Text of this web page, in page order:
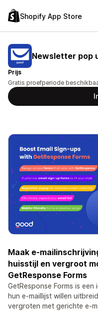
Shopify App Store
Newsletter pop
Prijs
Gratis proefperiode
Maak e-
huisstijl en vergroot
GetResponse Forms
GetResponse Forms is
hun e-maillijst willen
vergroten met gerichte e-